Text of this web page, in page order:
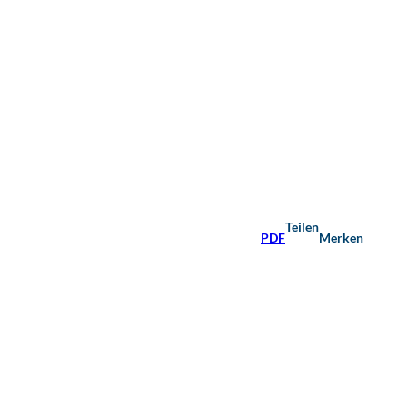
PDF
Teilen
Merken